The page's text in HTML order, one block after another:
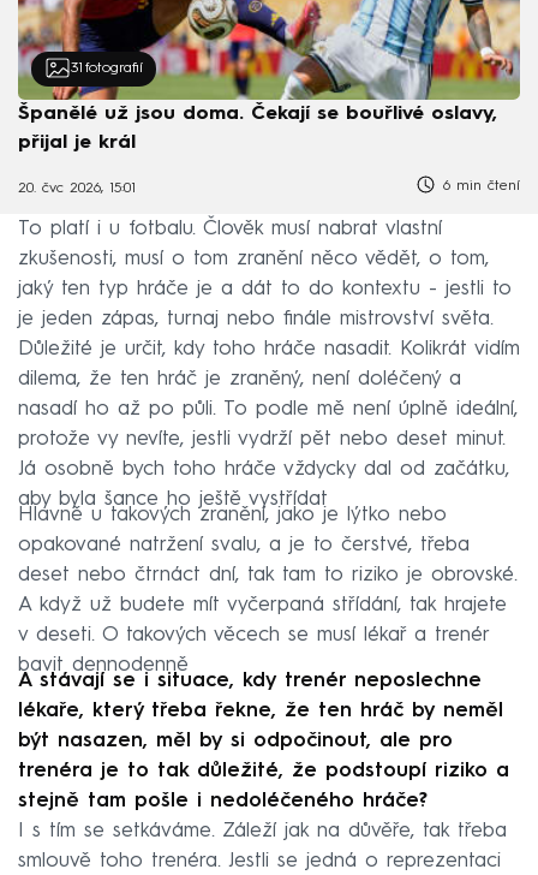
31 fotografií
Španělé už jsou doma. Čekají se bouřlivé oslavy,
přijal je král
20. čvc 2026, 15:01 6 min čtení
To platí i u fotbalu. Člověk musí nabrat vlastní
zkušenosti, musí o tom zranění něco vědět, o tom,
jaký ten typ hráče je a dát to do kontextu - jestli to
je jeden zápas, turnaj nebo finále mistrovství světa.
Důležité je určit, kdy toho hráče nasadit. Kolikrát vidím
dilema, že ten hráč je zraněný, není doléčený a
nasadí ho až po půli. To podle mě není úplně ideální,
protože vy nevíte, jestli vydrží pět nebo deset minut.
Já osobně bych toho hráče vždycky dal od začátku,
aby byla šance ho ještě vystřídat
Hlavně u takových zranění, jako je lýtko nebo
opakované natržení svalu, a je to čerstvé, třeba
deset nebo čtrnáct dní, tak tam to riziko je obrovské.
A když už budete mít vyčerpaná střídání, tak hrajete
v deseti. O takových věcech se musí lékař a trenér
bavit dennodenně
A stávají se i situace, kdy trenér neposlechne
lékaře, který třeba řekne, že ten hráč by neměl
být nasazen, měl by si odpočinout, ale pro
trenéra je to tak důležité, že podstoupí riziko a
stejně tam pošle i nedoléčeného hráče?
I s tím se setkáváme. Záleží jak na důvěře, tak třeba
smlouvě toho trenéra. Jestli se jedná o reprezentaci